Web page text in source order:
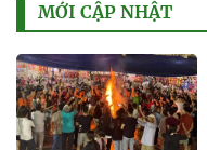
MỚI CẬP NHẬT